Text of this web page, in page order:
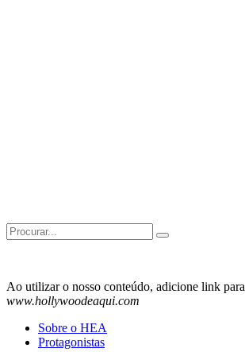
Search
for:
Ao utilizar o nosso conteúdo, adicione link para
www.hollywoodeaqui.com
Sobre o HEA
Protagonistas